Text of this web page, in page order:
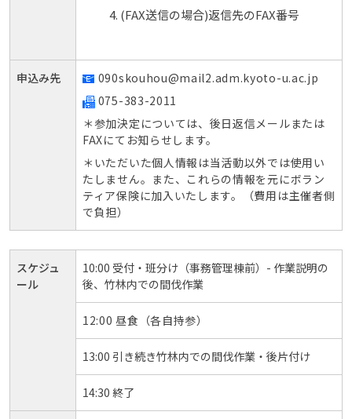
(FAX送信の場合)返信先のFAX番号
申込み先
090skouhou@mail2.adm.kyoto-u.ac.jp
075-383-2011
＊参加決定については、後日返信メールまたは
FAXにてお知らせします。
＊いただいた個人情報は当活動以外では使用い
たしません。また、これらの情報を元にボラン
ティア保険に加入いたします。（費用は主催者側
で負担）
スケジュ
ール
10:00 受付・班分け（事務管理棟前）- 作業説明の
後、竹林内での間伐作業
12:00 昼食（各自持参）
13:00 引き続き竹林内での間伐作業・後片付け
14:30 終了